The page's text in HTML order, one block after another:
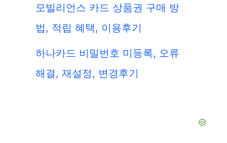
모빌리언스 카드 상품권 구매 방
법, 적립 혜택, 이용후기
하나카드 비밀번호 미등록, 오류
해결, 재설정, 변경후기